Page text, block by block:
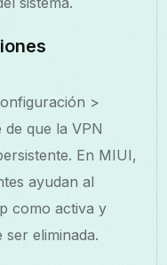
>
que la VPN
En MIUI,
ayudan al
como activa y
eliminada.